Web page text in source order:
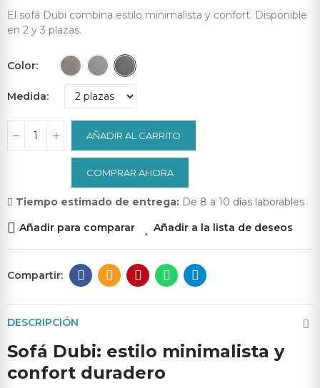
El sofá Dubi combina estilo minimalista y confort. Disponible
en 2 y 3 plazas.
Color
Medida
AÑADIR AL CARRITO
COMPRAR AHORA
Tiempo estimado de entrega: De 8 a 10 días laborables
Añadir para comparar
Añadir a la lista de deseos
DESCRIPCIÓN
Sofá Dubi: estilo minimalista y
confort duradero